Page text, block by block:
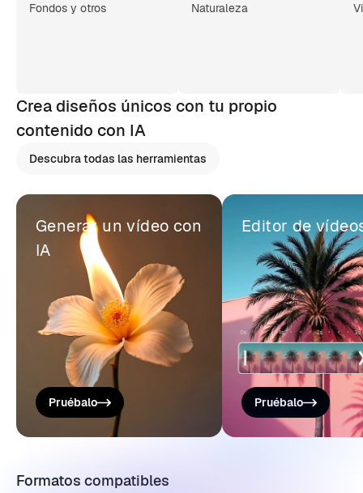
Fondos y otros Naturaleza
Crea diseños únicos con tu propio
contenido con IA
Descubra todas las herramientas
Generar un vídeo con
IA
Pruébalo
Editor de
Pruébalo
Formatos compatibles